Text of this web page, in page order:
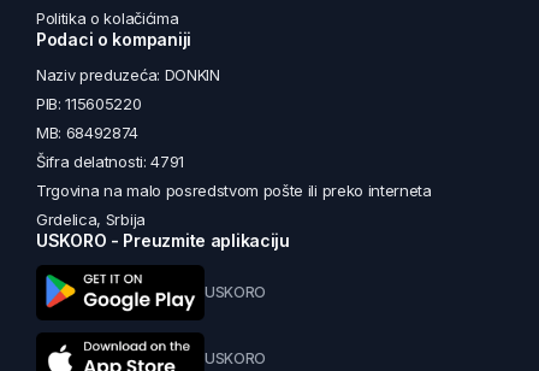
Politika o kolačićima
Podaci o kompaniji
Naziv preduzeća: DONKIN
PIB: 115605220
MB: 68492874
Šifra delatnosti: 4791
Trgovina na malo posredstvom pošte ili preko interneta
Grdelica, Srbija
USKORO - Preuzmite aplikaciju
USKORO
USKORO